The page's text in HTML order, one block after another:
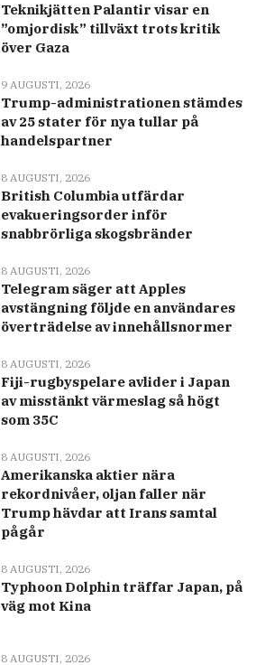
Teknikjätten Palantir visar en
”omjordisk” tillväxt trots kritik
över Gaza
9 AUGUSTI, 2026
Trump-administrationen stämdes
av 25 stater för nya tullar på
handelspartner
8 AUGUSTI, 2026
British Columbia utfärdar
evakueringsorder inför
snabbrörliga skogsbränder
8 AUGUSTI, 2026
Telegram säger att Apples
avstängning följde en användares
överträdelse av innehållsnormer
8 AUGUSTI, 2026
Fiji-rugbyspelare avlider i Japan
av misstänkt värmeslag så högt
som 35C
8 AUGUSTI, 2026
Amerikanska aktier nära
rekordnivåer, oljan faller när
Trump hävdar att Irans samtal
pågår
8 AUGUSTI, 2026
Typhoon Dolphin träffar Japan, på
väg mot Kina
8 AUGUSTI, 2026